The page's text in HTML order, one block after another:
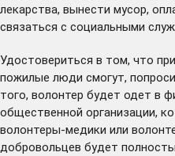
лекарства, вынести мусор,
связаться с социальными
Удостовериться в том, что
пожилые люди смогут,
того, волонтер будет одет в
общественной организации,
волонтеры-медики или
добровольцев будет